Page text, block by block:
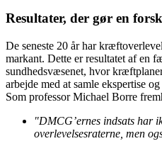
Resultater, der gør en
De seneste 20 år har
markant. Dette er resultatet af en
sundhedsvæsenet, hvor
arbejde med at samle ekspertise
Som professor Michael Borre
"DMCG’ernes indsats har
overlevelsesraterne, men